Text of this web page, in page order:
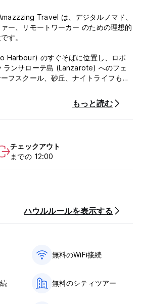
Travel は、デジタルノマド、
ー、リモートワーカー のための理想的
す。
Harbour) のすぐそばに位置し、ロボ
ンサローテ島 (Lanzarote) へのフェ
フスクール、砂丘、ナイトライフも徒
イベートルーム、無料高速Wi-Fi、コ
ックスできる共用エリアをご用意。動
飾（パソコンを使うシマウマ、サーフ
、市場ツアー、屋上BBQ、サーフトリ
、世界中の旅人とつながれます。
ット 10% 割引 🥂
🚲
コミュニティのために滞在してくださ
は毎日が冒険で、毎晩が家族のように
もっと読む
チェックアウト
までの 12:00
ハウルルールを表示する
無料のWiFi接続
無料のシティツアー